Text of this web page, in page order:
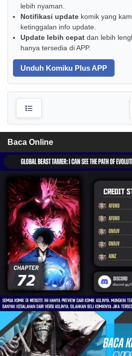
lebih nyaman.
Notifikasi update komik yang
ketinggalan info update.
Update lebih cepat dan lebih
hanya tersedia di APP.
Unduh Komiku Plus APP
Baca Online